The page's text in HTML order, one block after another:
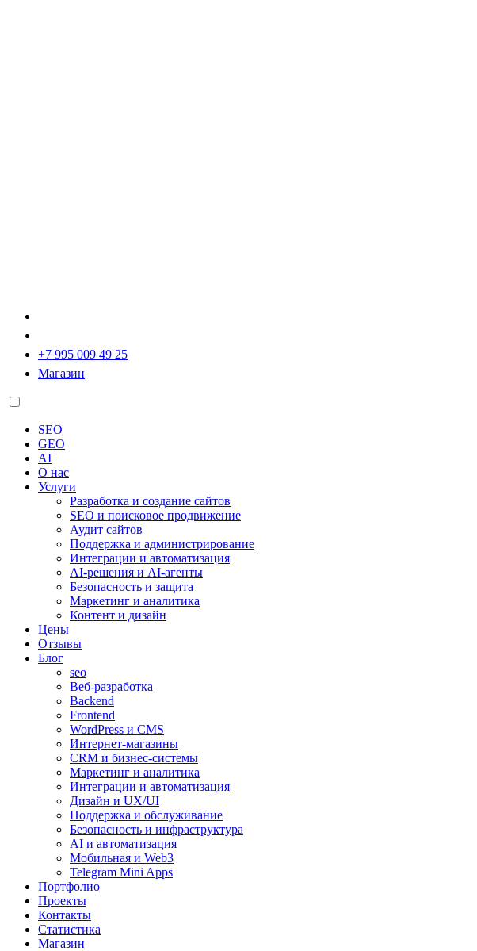
+7 995 009 49 25
Магазин
SEO
GEO
AI
О нас
Услуги
Разработка и создание сайтов
SEO и поисковое продвижение
Аудит сайтов
Поддержка и администрирование
Интеграции и автоматизация
AI-решения и AI-агенты
Безопасность и защита
Маркетинг и аналитика
Контент и дизайн
Цены
Отзывы
Блог
seo
Веб-разработка
Backend
Frontend
WordPress и CMS
Интернет-магазины
CRM и бизнес-системы
Маркетинг и аналитика
Интеграции и автоматизация
Дизайн и UX/UI
Поддержка и обслуживание
Безопасность и инфраструктура
AI и автоматизация
Мобильная и Web3
Telegram Mini Apps
Портфолио
Проекты
Контакты
Статистика
Магазин